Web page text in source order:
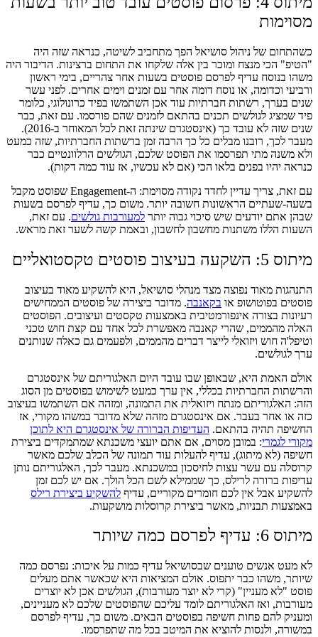
מסוימות
כשהתחום של ניהול סושיאל הפך מתחביב לשיטה, כנראה שזה היה
"הטיפ" הכי מנצח ומוכר בין אלה שלקחו את התחום ברצינות. הדיבור היה
משהו בנוסח עדיף לפרסם פוסטים בשעות אחר צהריים, בימי ראשון
ורביעי וכדומה, או נוסח דומה אחר עם זמנים וימים אחרים. לפני עשר
שנים בערך, רשתות חברתיות עוד אכן השתמשו בפיד כרונולוגי, כלומר
פיד שמציג לגולשים תכנים בהתאם לזמנים שהם פורסמו. עם זאת, כבר
שנים שזה לא עובד כך (אינסטגרם שינתה זאת לכל המאוחר ב-2016).
מעבר לכך, רובנו מבלים כל כך הרבה זמן ברשתות החברתיות, שזה כמעט
ולא משנה מתי תפרסמו את הפוסט שלכם, הגולשים הרלוונטיים כבר
כנראה יהיו בפנים בלאו הכי (אם לא עכשיו, אז עוד כמה דקות).
עם זאת, צריך עדיין לחדד נקודה מסוימת: ה-Engagement שפוסט מקבל
בשעה-שעתיים הראשונות חשובה יותר. משום כך, עדיף לפרסם בשעות
שבהן אתם יודעים שיש סיכוי גבוה יותר למעורבות גולשים. עם זאת,
השעות הללו משתנות מחשבון לחשבון, ובאמת קשה לשער זאת מראש.
מיתוס 5: השקעה בעיצוב פוסטים טקסטואליים
התנהגות מאוד נפוצה מצד מנהלי סושיאל, היא להשקיע מאוד בעיצוב
פוסטים בפוטושופ או בקאנבה. מדובר ביצירה של פוסטים הממחישים
רעיונות בצורה אינפורמטיבית באמצעות טקסטים ועיצובים. הפוסטים
האלה מהממים, שהרי קאנבה מאפשרת לכל אחד עם קצת חוש טכני
וטיפל'ה חוש ויזואלי לייצר דברים מהממים, ולפעמים גם כאלה שנותנים
ערך לגולשים.
אולם האמת היא, שבאופן שבו עובד היום האלגוריתם של אינסטגרם
והרשתות החברתיות בכללי, אין ערך כמעט לשימוש בפוסטים מן הסוג
הזה: האלגוריתם מנתח ויזואלית את התמונה, ומזהה אם השתמשו בעיצוב
כזה או אחר בעבר. אם אינסטגרם מזהה שלא מדובר במשהו מקורי, אז
החשיפה תהיה בהתאם. העדיפות הברורה של אינסטגרם היא לתוכן
מקורי לגמרי: במובן מסוים, אם אתם יועצי משכנתא שמתמקדים ביצירת
חשיפה (לא מיתוג), עדיף להעלות עוד תמונה של הכלב שלכם מאשר
קרוסלה עם עשר עצות לחיסכון במשכנתא. מעבר לכך, האלגוריתם נותן
עדיפות ברורה לרילס, כך שממילא לשם הכל הולך. אם יש לכם זמן
להשקיע אבל אין לכם חומרים מקוריים, עדיף להשקיע ביצירת רילס
באמצעות תבניות, מאשר ביצירת קרוסלות מושקעות.
מיתוס 6: עדיף לפרסם כמה שיותר
לא מעט אנשים טוענים שבסושיאל עדיף כמות על איכות: נפרסם כמה
שיותר, משהו כבר יתפוס. אולם המציאות היא שכאשר אתם מעלים
פוסט "לא מעניין" (קרי לא יוצר מעורבות), הגולשים אכן לא יוצרים
מעורבות, ואז האלגוריתם לומד עליכם שהפוסטים שלכם לא מעניינים,
ומעניק להם פחות חשיפה בפוסטים הבאים. משום כך, עדיף לפרסם
במשורה, ולנסות להוציא את המיטב בכל מה שתפרסמו.